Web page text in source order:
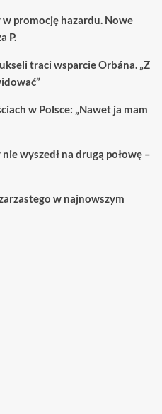
promocję hazardu. Nowe
P.
traci wsparcie Orbána. „Z
w Polsce: „Nawet ja mam
wyszedł na drugą połowę –
w najnowszym